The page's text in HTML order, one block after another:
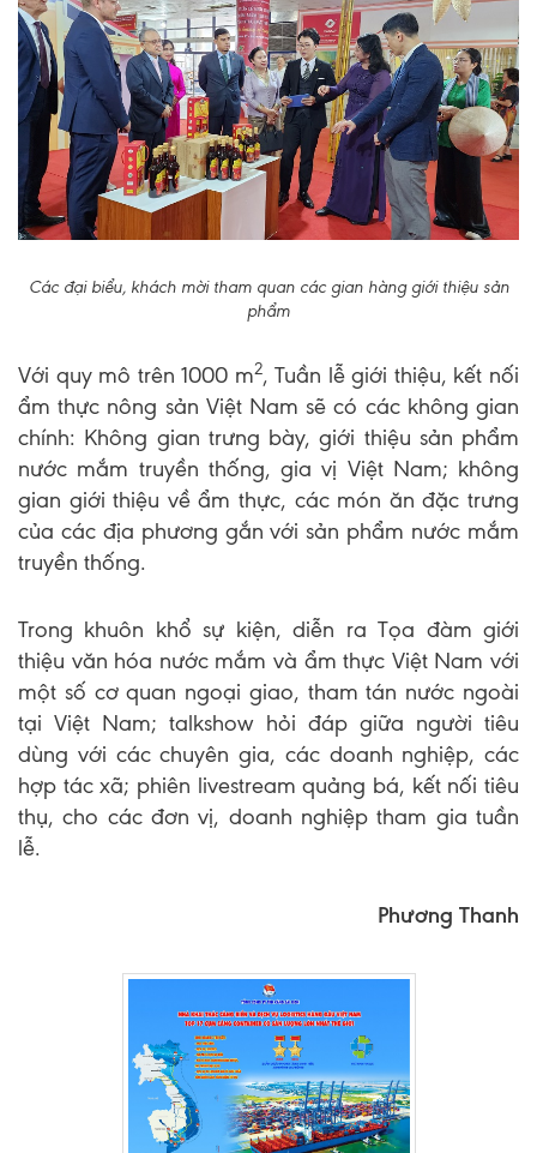
Các đại biểu, khách mời tham quan các gian hàng giới thiệu sản
phẩm
Với quy mô trên 1000 m2, Tuần lễ giới thiệu, kết nối
ẩm thực nông sản Việt Nam sẽ có các không gian
chính: Không gian trưng bày, giới thiệu sản phẩm
nước mắm truyền thống, gia vị Việt Nam; không
gian giới thiệu về ẩm thực, các món ăn đặc trưng
của các địa phương gắn với sản phẩm nước mắm
truyền thống.
Trong khuôn khổ sự kiện, diễn ra Tọa đàm giới
thiệu văn hóa nước mắm và ẩm thực Việt Nam với
một số cơ quan ngoại giao, tham tán nước ngoài
tại Việt Nam; talkshow hỏi đáp giữa người tiêu
dùng với các chuyên gia, các doanh nghiệp, các
hợp tác xã; phiên livestream quảng bá, kết nối tiêu
thụ, cho các đơn vị, doanh nghiệp tham gia tuần
lễ.
Phương Thanh